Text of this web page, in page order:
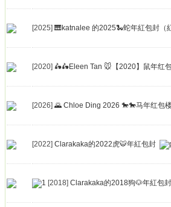
[2025] 🎹katnalee 的2025🐍蛇年紅包封（
[2020] 🛵🛵Eleen Tan 🐭【2020】鼠年红
[2026] 🌄 Chloe Ding 2026 🐎🐎马年红包
[2022] Clarakaka的2022虎🐯年紅包封
[2018] Clarakaka的2018狗🐶年紅包